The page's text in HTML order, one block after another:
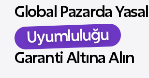
Global Pazarda Yasal
Uyumluluğu
Garanti Altına Alın